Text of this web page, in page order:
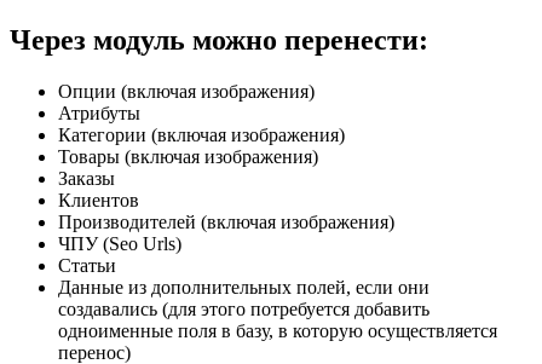
Через модуль можно перенести:
Опции (включая изображения)
Атрибуты
Категории (включая изображения)
Товары (включая изображения)
Заказы
Клиентов
Производителей (включая изображения)
ЧПУ (Seo Urls)
Статьи
Данные из дополнительных полей, если они
создавались (для этого потребуется добавить
одноименные поля в базу, в которую осуществляется
перенос)